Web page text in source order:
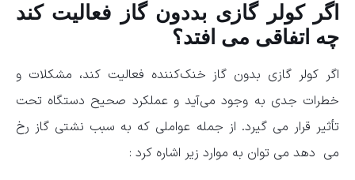
اگر کولر گازی بددون گاز فعالیت کند
چه اتفاقی می افتد؟
اگر کولر گازی بدون گاز خنک‌کننده فعالیت کند، مشکلات و
خطرات جدی به وجود می‌آید و عملکرد صحیح دستگاه تحت
تأثیر قرار می ‌گیرد. از جمله عواملی که به سبب نشتی گاز رخ
می دهد می توان به موارد زیر اشاره کرد :